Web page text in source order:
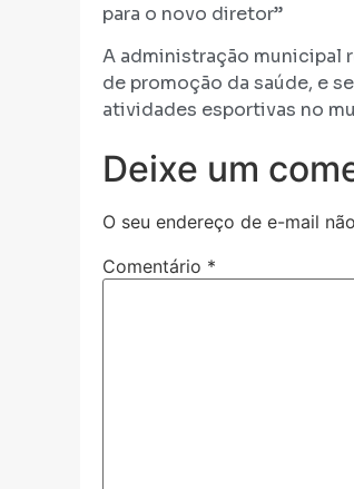
para o novo diretor”
A administração municipal
de promoção da saúde, e
atividades esportivas no
Deixe um
O seu endereço de e-mail
Comentário *